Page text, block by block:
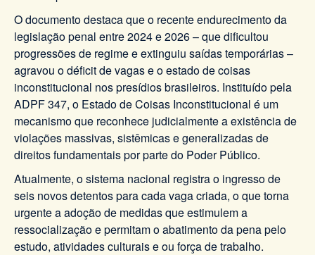
O documento destaca que o recente endurecimento da
legislação penal entre 2024 e 2026 – que dificultou
progressões de regime e extinguiu saídas temporárias –
agravou o déficit de vagas e o estado de coisas
inconstitucional nos presídios brasileiros. Instituído pela
ADPF 347, o Estado de Coisas Inconstitucional é um
mecanismo que reconhece judicialmente a existência de
violações massivas, sistêmicas e generalizadas de
direitos fundamentais por parte do Poder Público.
Atualmente, o sistema nacional registra o ingresso de
seis novos detentos para cada vaga criada, o que torna
urgente a adoção de medidas que estimulem a
ressocialização e permitam o abatimento da pena pelo
estudo, atividades culturais e ou força de trabalho.